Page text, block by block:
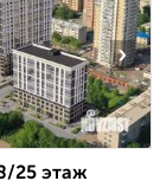
›
25 этаж